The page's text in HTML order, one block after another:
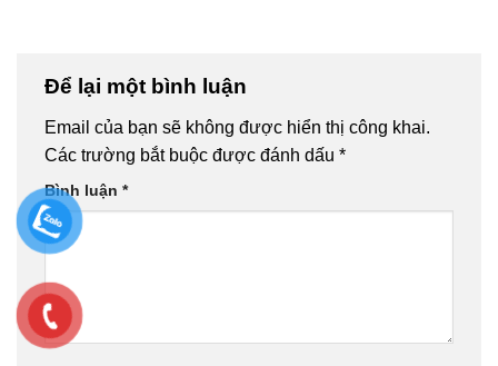
Để lại một bình luận
Email của bạn sẽ không được hiển thị công khai.
Các trường bắt buộc được đánh dấu *
Bình luận *